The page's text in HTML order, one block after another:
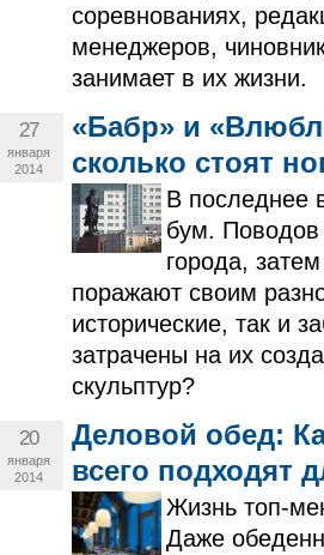
соревнованиях,
менеджеров,
занимает в их жизни.
27
января
2014
«Бабр» и
сколько стоят
В последнее
бум.
города,
поражают своим
исторические, так и
затрачены на их
скульптур?
20
января
2014
Деловой обед:
всего подходят
Жизнь топ-
Даже